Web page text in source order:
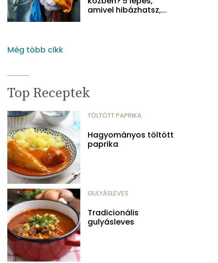
amivel hibázhatsz,...
Még több cikk
Top Receptek
TÖLTÖTT PAPRIKA
Hagyományos töltött
paprika
GULYÁSLEVES
Tradicionális
gulyásleves